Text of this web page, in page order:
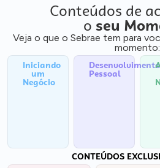
Conteúdos de
o seu
Veja o que o Sebrae tem para
momento:
Iniciando
um
Negócio
Desenvolvimento
Pessoal
CONTEÚDOS